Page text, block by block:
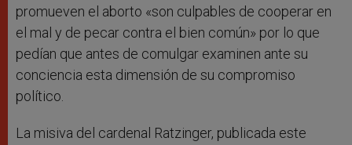
promueven el aborto «son culpables de cooperar en
el mal y de pecar contra el bien común» por lo que
pedían que antes de comulgar examinen ante su
conciencia esta dimensión de su compromiso
político.
La misiva del cardenal Ratzinger, publicada este